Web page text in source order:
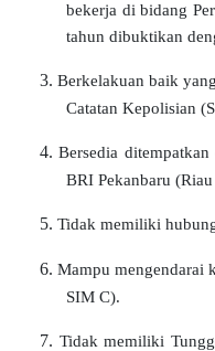
bekerja di bidang
tahun dibuktikan
3. Berkelakuan baik
Catatan Kepolisian
4. Bersedia
BRI Pekanbaru
5. Tidak memiliki
6. Mampu mengendarai
SIM C).
7. Tidak memiliki